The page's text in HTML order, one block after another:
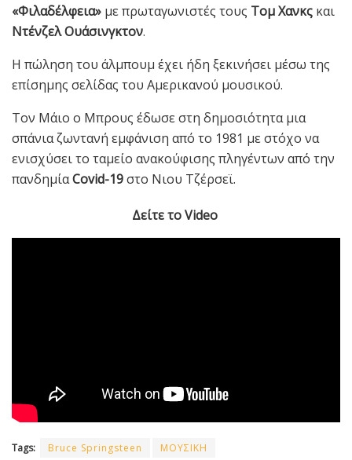
«Φιλαδέλφεια» με πρωταγωνιστές τους Τομ Χανκς και
Ντένζελ Ουάσινγκτον.
Η πώληση του άλμπουμ έχει ήδη ξεκινήσει μέσω της
επίσημης σελίδας του Αμερικανού μουσικού.
Τον Μάιο ο Μπρους έδωσε στη δημοσιότητα μια
σπάνια ζωντανή εμφάνιση από το 1981 με στόχο να
ενισχύσει το ταμείο ανακούφισης πληγέντων από την
πανδημίαCovid-19στο Νιου Τζέρσεϊ.
Δείτε το Video
Tags: Bruce Springsteen ΜΟΥΣΙΚΗ